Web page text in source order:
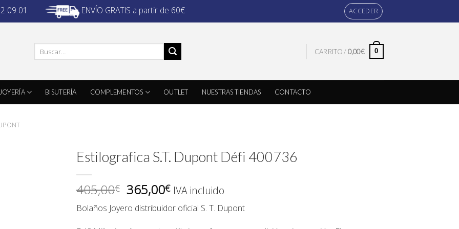
09 01 ENVÍO GRATIS a partir de 60€ ACCEDER
por:
CARRITO /0,00€ 0
JOYERÍA BISUTERÍA COMPLEMENTOS OUTLET NUESTRAS TIENDAS CONTACTO
Estilografica S.T. Dupont Défi 400736
405,00€ El
precio
original
365,00€El
precio
actual
IVA incluido
Bolaños Joyero distribuidor oficial S. T. Dupont